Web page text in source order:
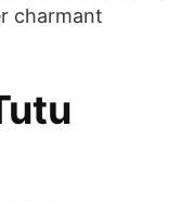
charmant